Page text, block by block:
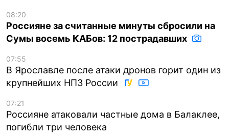
08:20
Россияне за считанные минуты сбросили на
Сумы восемь КАБов: 12 пострадавших
07:55
В Ярославле после атаки дронов горит один из
крупнейших НПЗ России
07:21
Россияне атаковали частные дома в Балаклее,
погибли три человека